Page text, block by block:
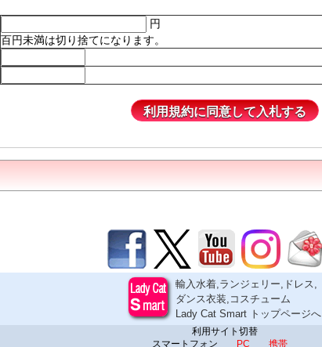
円
百円未満は切り捨てになります。
輸入水着,ランジェリー,ドレス,
ダンス衣装,コスチューム
Lady Cat Smart トップページへ
利用サイト切替
スマートフォン
PC 携帯